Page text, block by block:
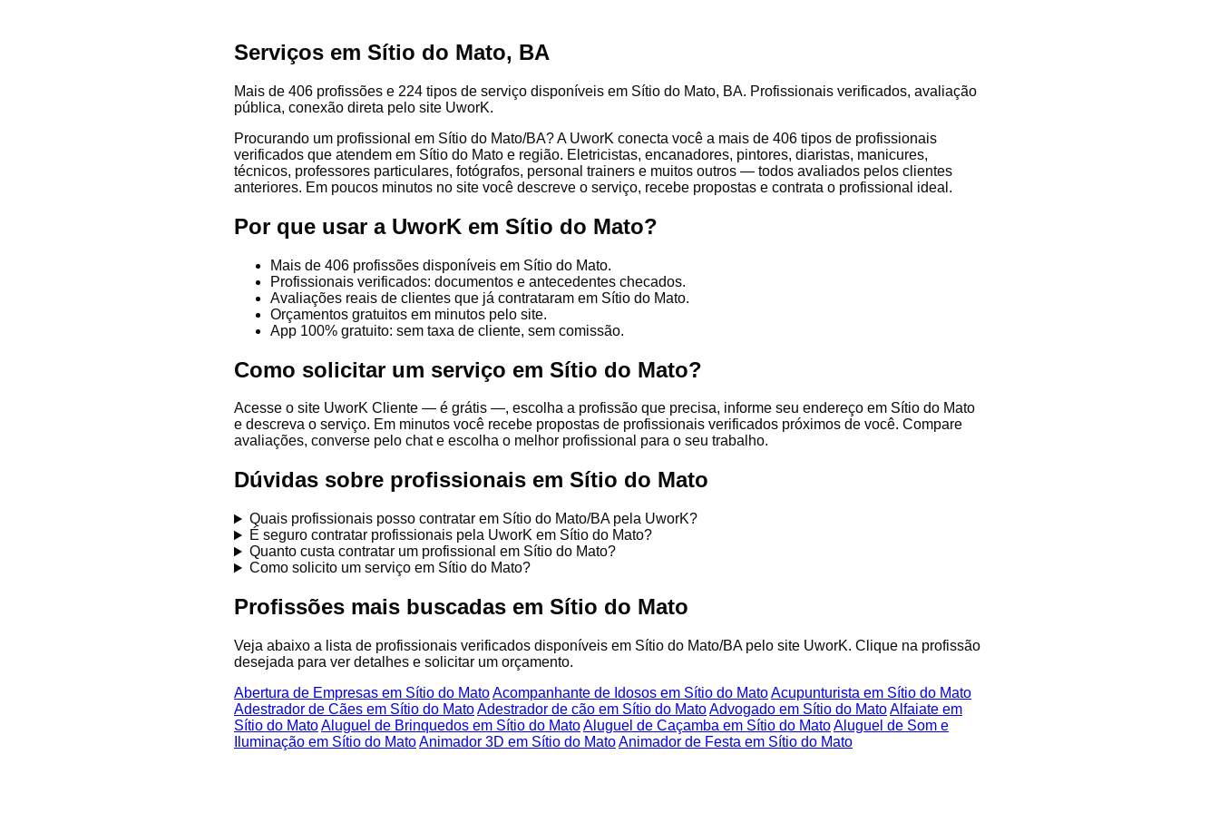
Serviços em Sítio do Mato, BA
Mais de 406 profissões e 224 tipos de serviço disponíveis em Sítio do Mato, BA. Profissionais verificados, avaliação
pública, conexão direta pelo site UworK.
Procurando um profissional em Sítio do Mato/BA? A UworK conecta você a mais de 406 tipos de profissionais
verificados que atendem em Sítio do Mato e região. Eletricistas, encanadores, pintores, diaristas, manicures,
técnicos, professores particulares, fotógrafos, personal trainers e muitos outros — todos avaliados pelos clientes
anteriores. Em poucos minutos no site você descreve o serviço, recebe propostas e contrata o profissional ideal.
Por que usar a UworK em Sítio do Mato?
Mais de 406 profissões disponíveis em Sítio do Mato.
Profissionais verificados: documentos e antecedentes checados.
Avaliações reais de clientes que já contrataram em Sítio do Mato.
Orçamentos gratuitos em minutos pelo site.
App 100% gratuito: sem taxa de cliente, sem comissão.
Como solicitar um serviço em Sítio do Mato?
Acesse o site UworK Cliente — é grátis —, escolha a profissão que precisa, informe seu endereço em Sítio do Mato
e descreva o serviço. Em minutos você recebe propostas de profissionais verificados próximos de você. Compare
avaliações, converse pelo chat e escolha o melhor profissional para o seu trabalho.
Dúvidas sobre profissionais em Sítio do Mato
Quais profissionais posso contratar em Sítio do Mato/BA pela UworK?
É seguro contratar profissionais pela UworK em Sítio do Mato?
Quanto custa contratar um profissional em Sítio do Mato?
Como solicito um serviço em Sítio do Mato?
Profissões mais buscadas em Sítio do Mato
Veja abaixo a lista de profissionais verificados disponíveis em Sítio do Mato/BA pelo site UworK. Clique na profissão
desejada para ver detalhes e solicitar um orçamento.
Abertura de Empresas em Sítio do MatoAcompanhante de Idosos em Sítio do MatoAcupunturista em Sítio do Mato
Adestrador de Cães em Sítio do MatoAdestrador de cão em Sítio do MatoAdvogado em Sítio do MatoAlfaiate em
Sítio do MatoAluguel de Brinquedos em Sítio do MatoAluguel de Caçamba em Sítio do MatoAluguel de Som e
Iluminação em Sítio do MatoAnimador 3D em Sítio do MatoAnimador de Festa em Sítio do Mato